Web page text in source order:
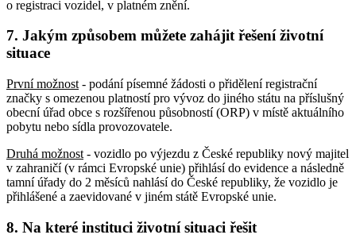
o registraci vozidel, v platném znění.
7. Jakým způsobem můžete zahájit řešení životní
situace
První možnost - podání písemné žádosti o přidělení registrační
značky s omezenou platností pro vývoz do jiného státu na příslušný
obecní úřad obce s rozšířenou působností (ORP) v místě aktuálního
pobytu nebo sídla provozovatele.
Druhá možnost - vozidlo po výjezdu z České republiky nový majitel
v zahraničí (v rámci Evropské unie) přihlásí do evidence a následně
tamní úřady do 2 měsíců nahlásí do České republiky, že vozidlo je
přihlášené a zaevidované v jiném státě Evropské unie.
8. Na které instituci životní situaci řešit